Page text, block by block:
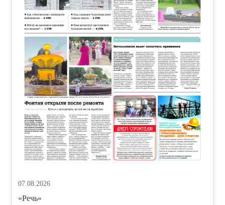
07.08.2026
«Речь»